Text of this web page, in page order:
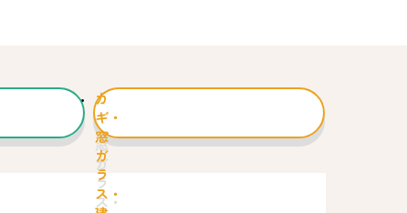
カ
ギ・
窓
ガ
ラ
ス・